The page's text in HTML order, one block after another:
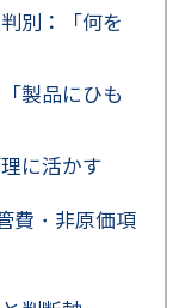
別：「何を
製品にひも
に活かす
費・非原価項